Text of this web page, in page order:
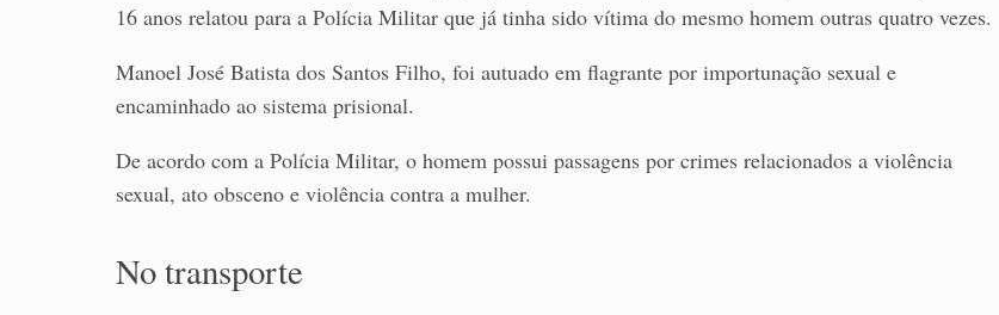
16 anos relatou para a Polícia Militar que já tinha sido vítima do mesmo homem outras quatro vezes.
Manoel José Batista dos Santos Filho, foi autuado em flagrante por importunação sexual e
encaminhado ao sistema prisional.
De acordo com a Polícia Militar, o homem possui passagens por crimes relacionados a violência
sexual, ato obsceno e violência contra a mulher.
No transporte